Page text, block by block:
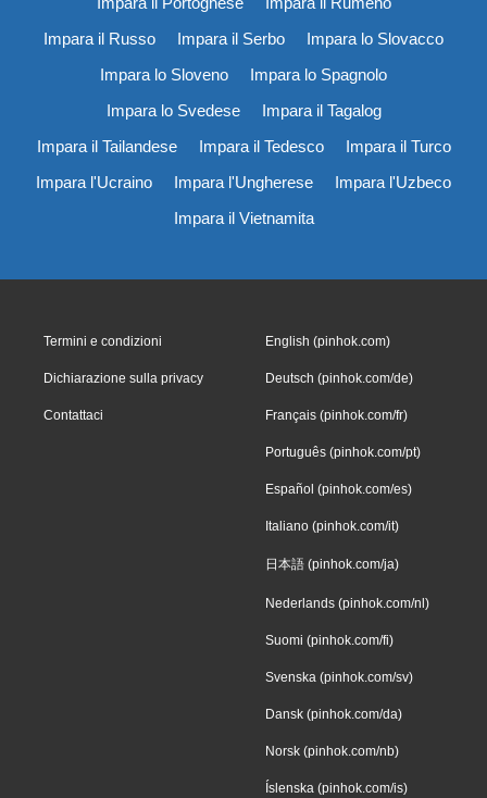
Impara il Russo
Impara il Serbo
Impara lo Slovacco
Impara lo Sloveno
Impara lo Spagnolo
Impara lo Svedese
Impara il Tagalog
Impara il Tailandese
Impara il Tedesco
Impara il Turco
Impara l'Ucraino
Impara l'Ungherese
Impara l'Uzbeco
Impara il Vietnamita
Termini e condizioni
Dichiarazione sulla privacy
Contattaci
English (pinhok.com)
Deutsch (pinhok.com/de)
Français (pinhok.com/fr)
Português (pinhok.com/pt)
Español (pinhok.com/es)
Italiano (pinhok.com/it)
日本語 (pinhok.com/ja)
Nederlands (pinhok.com/nl)
Suomi (pinhok.com/fi)
Svenska (pinhok.com/sv)
Dansk (pinhok.com/da)
Norsk (pinhok.com/nb)
Íslenska (pinhok.com/is)